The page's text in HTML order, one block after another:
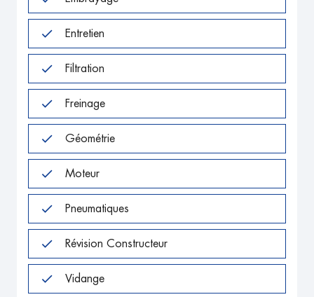
Entretien
Filtration
Freinage
Géométrie
Moteur
Pneumatiques
Révision Constructeur
Vidange